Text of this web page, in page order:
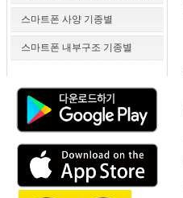
스마트폰 사양 기종별
스마트폰 내부구조 기종별